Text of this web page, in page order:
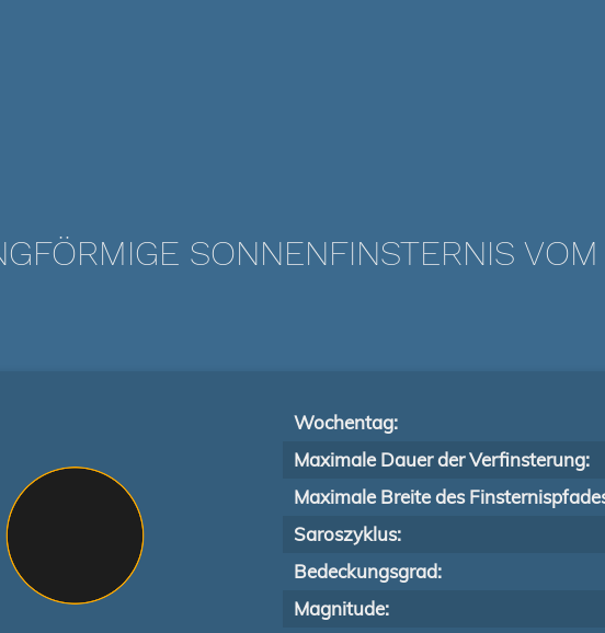
SONNENFINSTERNIS
Wochentag:
Maximale Dauer der Verfinsterung:
Maximale Breite des
Saroszyklus:
Bedeckungsgrad:
Magnitude: